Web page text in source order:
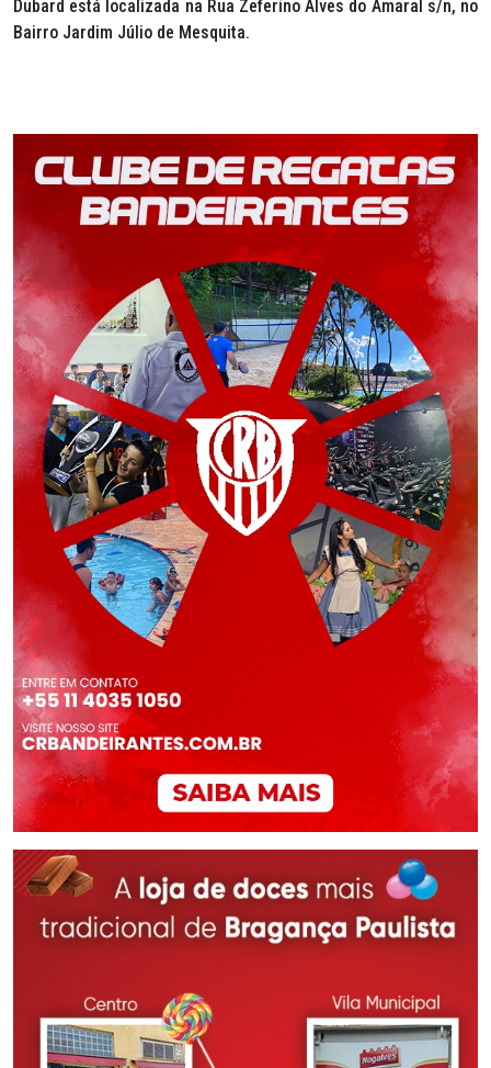
Dubard está localizada na Rua Zeferino Alves do Amaral s/n, no
Bairro Jardim Júlio de Mesquita.